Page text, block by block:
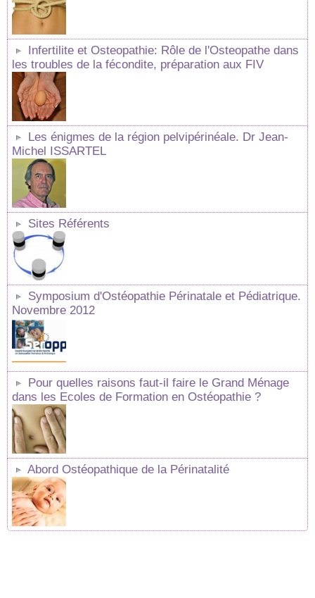
Infertilite et Osteopathie: Rôle de l'Osteopathe dans
les troubles de la fécondite, préparation aux FIV
Les énigmes de la région pelvipérinéale. Dr Jean-
Michel ISSARTEL
Sites Référents
Symposium d'Ostéopathie Périnatale et Pédiatrique.
Novembre 2012
Pour quelles raisons faut-il faire le Grand Ménage
dans les Ecoles de Formation en Ostéopathie ?
Abord Ostéopathique de la Périnatalité